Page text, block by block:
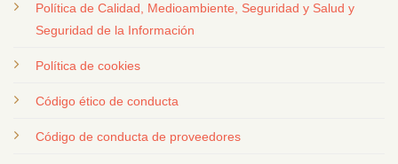
Política de Calidad, Medioambiente, Seguridad y Salud y
Seguridad de la Información
Política de cookies
Código ético de conducta
Código de conducta de proveedores